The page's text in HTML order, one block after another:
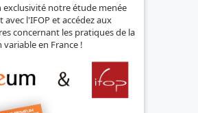
exclusivité notre étude menée
l'IFOP et accédez aux
concernant les pratiques de la
en France !